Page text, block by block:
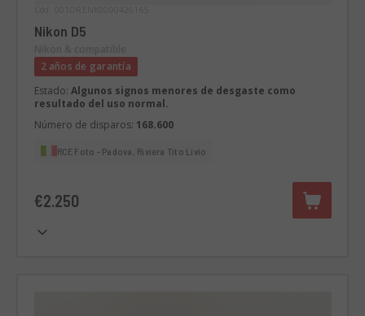
Nikon D5
2 años de garantía
Estado: Algunos signos menores de desgaste como
resultado del uso normal.
Número de disparos: 168.600
RCE Foto - Padova, Riviera Tito Livio
€2.250